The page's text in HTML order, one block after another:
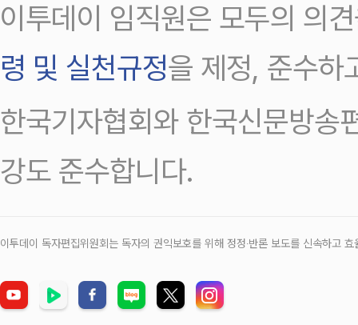
이투데이 임직원은 모두의 의
령 및 실천규정을 제정, 준수하
한국기자협회와 한국신문방송
강도 준수합니다.
이투데이 독자편집위원회는 독자의 권익보호를 위해 정정‧반론 보도를 신속하고